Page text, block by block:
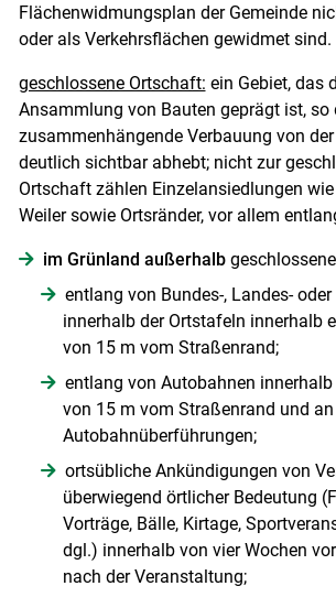
Flächenwidmungsplan der Gemeinde
oder als Verkehrsflächen gewidmet sind.
geschlossene Ortschaft: ein Gebiet, das
Ansammlung von Bauten geprägt ist, so
zusammenhängende Verbauung von
deutlich sichtbar abhebt; nicht zur
Ortschaft zählen Einzelansiedlungen
Weiler sowie Ortsränder, vor allem
im Grünland außerhalb
entlang von Bundes-, Landes-
innerhalb der Ortstafeln innerhalb
von 15 m vom Straßenrand;
entlang von Autobahnen
von 15 m vom Straßenrand und an
Autobahnüberführungen;
ortsübliche Ankündigungen von
überwiegend örtlicher Bedeutung
Vorträge, Bälle, Kirtage,
dgl.) innerhalb von vier Wochen
nach der Veranstaltung;